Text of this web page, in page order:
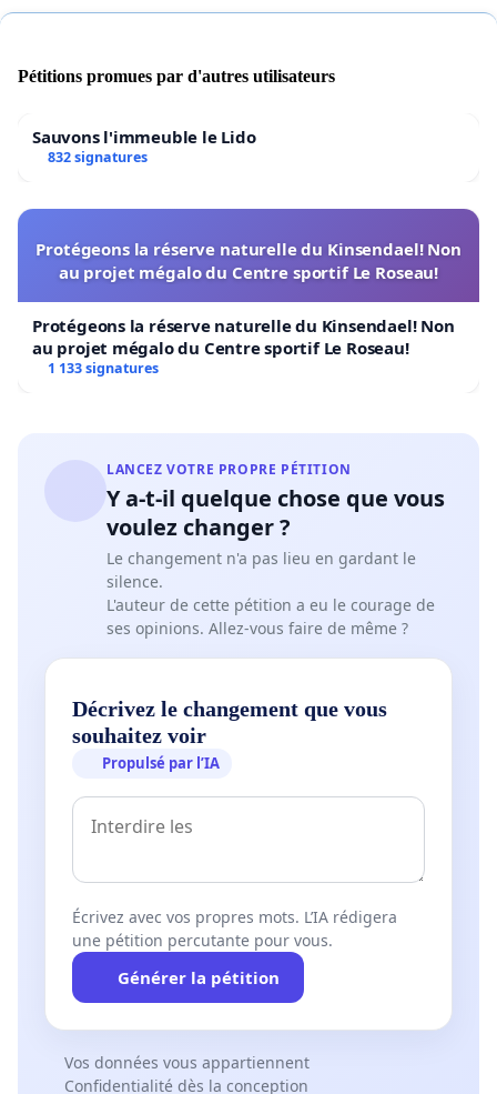
Pétitions promues par d'autres utilisateurs
Sauvons l'immeuble le Lido
832 signatures
Protégeons la réserve naturelle du Kinsendael! Non
au projet mégalo du Centre sportif Le Roseau!
Protégeons la réserve naturelle du Kinsendael! Non
au projet mégalo du Centre sportif Le Roseau!
1 133 signatures
LANCEZ VOTRE PROPRE PÉTITION
Y a-t-il quelque chose que vous
voulez changer ?
Le changement n'a pas lieu en gardant le
silence.
L'auteur de cette pétition a eu le courage de
ses opinions. Allez-vous faire de même ?
Décrivez le changement que vous
souhaitez voir
Propulsé par l’IA
Écrivez avec vos propres mots. L’IA rédigera
une pétition percutante pour vous.
Générer la pétition
Vos données vous appartiennent
Confidentialité dès la conception